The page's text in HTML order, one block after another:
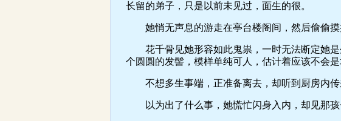
长留的弟子，只是以前未见过，面生的很。
她悄无声息的游走在亭台楼阁间，然后偷偷摸
花千骨见她形容如此鬼祟，一时无法断定她是
个圆圆的发髻，模样单纯可人，估计着应该不会是
不想多生事端，正准备离去，却听到厨房内传
以为出了什么事，她慌忙闪身入内，却见那孩